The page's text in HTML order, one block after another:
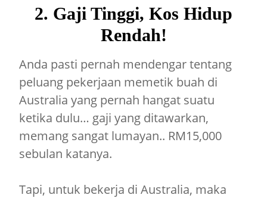
2. Gaji Tinggi, Kos Hidup
Rendah!
Anda pasti pernah mendengar tentang
peluang pekerjaan memetik buah di
Australia yang pernah hangat suatu
ketika dulu… gaji yang ditawarkan,
memang sangat lumayan.. RM15,000
sebulan katanya.
Tapi, untuk bekerja di Australia, maka